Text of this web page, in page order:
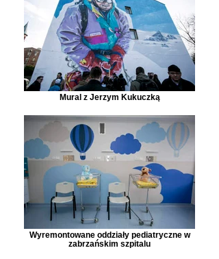
Mural z Jerzym Kukuczką
Wyremontowane oddziały pediatryczne w
zabrzańskim szpitalu